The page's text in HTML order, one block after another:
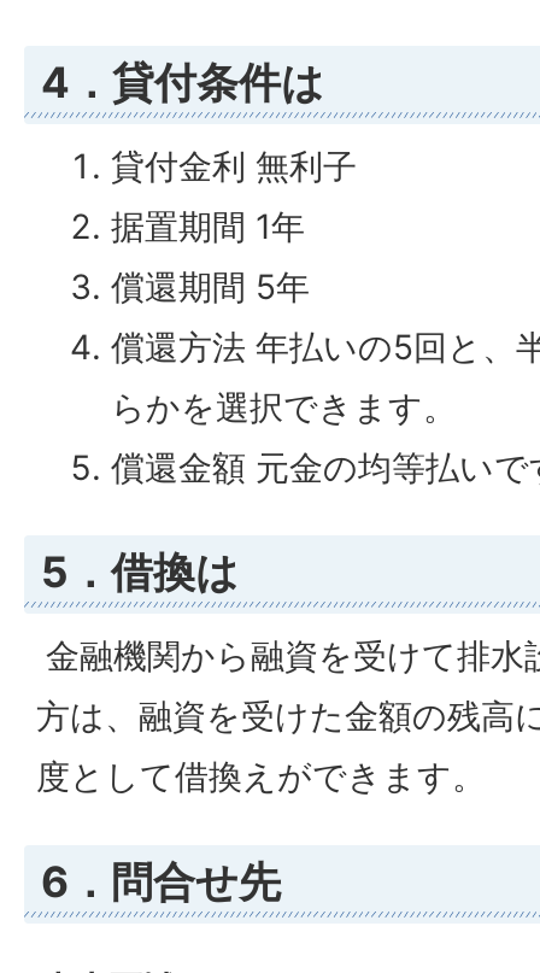
4．貸付条件は
貸付金利 無利子
据置期間 1年
償還期間 5年
償還方法 年払いの5回と、
らかを選択できます。
償還金額 元金の均等払いで
5．借換は
金融機関から融資を受けて排
方は、融資を受けた金額の残高
度として借換えができます。
6．問合せ先